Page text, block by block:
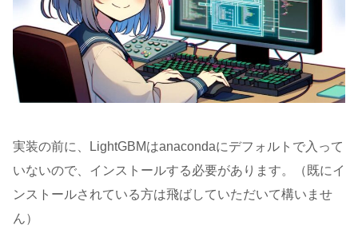
実装の前に、LightGBMはanacondaにデフォルトで入って
いないので、インストールする必要があります。（既にイ
ンストールされている方は飛ばしていただいて構いませ
ん）